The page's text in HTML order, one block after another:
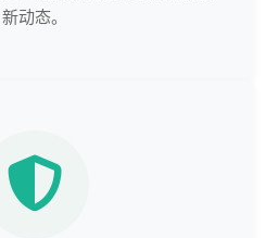
新动态。